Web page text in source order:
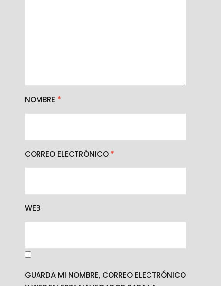
NOMBRE *
CORREO ELECTRÓNICO *
WEB
GUARDA MI NOMBRE, CORREO ELECTRÓNICO